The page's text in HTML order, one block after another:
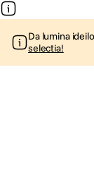
Da lumina
selectia!